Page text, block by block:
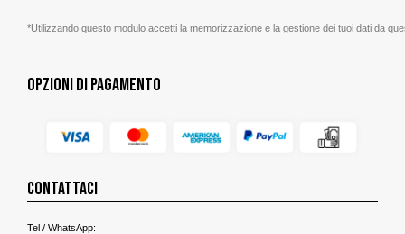
*Utilizzando questo modulo accetti la memorizzazione e la gestione dei tuoi dati da
OPZIONI DI PAGAMENTO
CONTATTACI
Tel / WhatsApp: